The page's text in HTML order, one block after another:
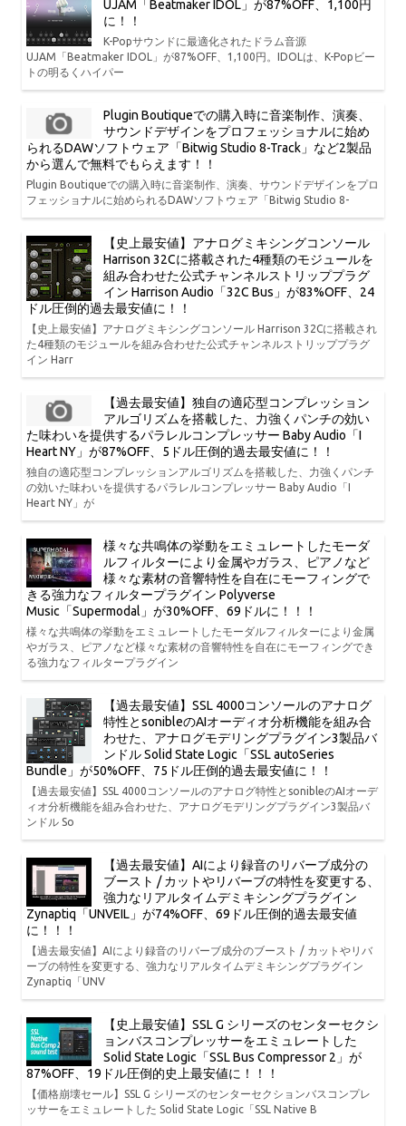
UJAM「Beatmaker IDOL」が87%OFF、1,100円
に！！
K-Popサウンドに最適化されたドラム音源
UJAM「Beatmaker IDOL」が87%OFF、1,100円。IDOLは、K-Popビー
トの明るくハイパー
Plugin Boutiqueでの購入時に音楽制作、演奏、
サウンドデザインをプロフェッショナルに始め
られるDAWソフトウェア「Bitwig Studio 8-Track」など2製品
から選んで無料でもらえます！！
Plugin Boutiqueでの購入時に音楽制作、演奏、サウンドデザインをプロ
フェッショナルに始められるDAWソフトウェア「Bitwig Studio 8-
【史上最安値】アナログミキシングコンソール
Harrison 32Cに搭載された4種類のモジュールを
組み合わせた公式チャンネルストリッププラグ
イン Harrison Audio「32C Bus」が83%OFF、24
ドル圧倒的過去最安値に！！
【史上最安値】アナログミキシングコンソール Harrison 32Cに搭載され
た4種類のモジュールを組み合わせた公式チャンネルストリッププラグ
イン Harr
【過去最安値】独自の適応型コンプレッション
アルゴリズムを搭載した、力強くパンチの効い
た味わいを提供するパラレルコンプレッサー Baby Audio「I
Heart NY」が87%OFF、5ドル圧倒的過去最安値に！！
独自の適応型コンプレッションアルゴリズムを搭載した、力強くパンチ
の効いた味わいを提供するパラレルコンプレッサー Baby Audio「I
Heart NY」が
様々な共鳴体の挙動をエミュレートしたモーダ
ルフィルターにより金属やガラス、ピアノなど
様々な素材の音響特性を自在にモーフィングで
きる強力なフィルタープラグイン Polyverse
Music「Supermodal」が30%OFF、69ドルに！！！
様々な共鳴体の挙動をエミュレートしたモーダルフィルターにより金属
やガラス、ピアノなど様々な素材の音響特性を自在にモーフィングでき
る強力なフィルタープラグイン
【過去最安値】SSL 4000コンソールのアナログ
特性とsonibleのAIオーディオ分析機能を組み合
わせた、アナログモデリングプラグイン3製品バ
ンドル Solid State Logic「SSL autoSeries
Bundle」が50%OFF、75ドル圧倒的過去最安値に！！
【過去最安値】SSL 4000コンソールのアナログ特性とsonibleのAIオーデ
ィオ分析機能を組み合わせた、アナログモデリングプラグイン3製品バ
ンドル So
【過去最安値】AIにより録音のリバーブ成分の
ブースト / カットやリバーブの特性を変更する、
強力なリアルタイムデミキシングプラグイン
Zynaptiq「UNVEIL」が74%OFF、69ドル圧倒的過去最安値
に！！！
【過去最安値】AIにより録音のリバーブ成分のブースト / カットやリバ
ーブの特性を変更する、強力なリアルタイムデミキシングプラグイン
Zynaptiq「UNV
【史上最安値】SSL G シリーズのセンターセクシ
ョンバスコンプレッサーをエミュレートした
Solid State Logic「SSL Bus Compressor 2」が
87%OFF、19ドル圧倒的史上最安値に！！！
【価格崩壊セール】SSL G シリーズのセンターセクションバスコンプレ
ッサーをエミュレートした Solid State Logic「SSL Native B